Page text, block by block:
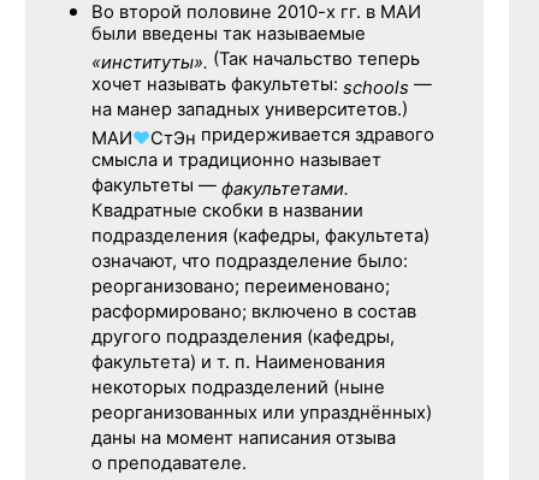
Во второй половине 2010-х гг. в МАИ
были введены так называемые
«институты». (Так начальство теперь
хочет называть факультеты: schools —
на манер западных университетов.)
МАИ♥СтЭн придерживается здравого
смысла и традиционно называет
факультеты — факультетами.
Квадратные скобки в названии
подразделения (кафедры, факультета)
означают, что подразделение было:
реорганизовано; переименовано;
расформировано; включено в состав
другого подразделения (кафедры,
факультета) и т. п. Наименования
некоторых подразделений (ныне
реорганизованных или упразднённых)
даны на момент написания отзыва
о преподавателе.